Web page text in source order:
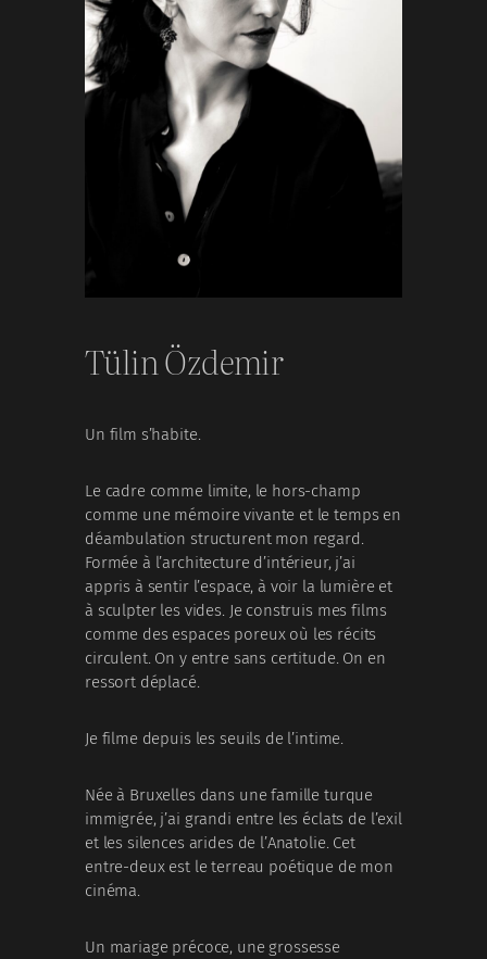
Tülin Özdemir
Un film s’habite.
Le cadre comme limite, le hors-champ
comme une mémoire vivante et le temps en
déambulation structurent mon regard.
Formée à l’architecture d’intérieur, j’ai
appris à sentir l’espace, à voir la lumière et
à sculpter les vides. Je construis mes films
comme des espaces poreux où les récits
circulent. On y entre sans certitude. On en
ressort déplacé.
Je filme depuis les seuils de l’intime.
Née à Bruxelles dans une famille turque
immigrée, j’ai grandi entre les éclats de l’exil
et les silences arides de l’Anatolie. Cet
entre-deux est le terreau poétique de mon
cinéma.
Un mariage précoce, une grossesse